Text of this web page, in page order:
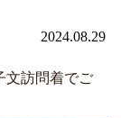
2024.08.29
文訪問着でご